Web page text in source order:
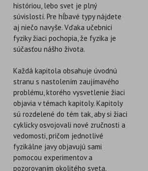
históriou, lebo svet je plný
súvislostí. Pre hĺbavé typy nájdete
aj niečo navyše. Vďaka učebnici
fyziky žiaci pochopia, že fyzika je
súčasťou nášho života.
Každá kapitola obsahuje úvodnú
stranu s nastolením zaujímavého
problému, ktorého vysvetlenie žiaci
objavia v témach kapitoly. Kapitoly
sú rozdelené do tém tak, aby si žiaci
cyklicky osvojovali nové zručnosti a
vedomosti, pričom jednotlivé
fyzikálne javy objavujú sami
pomocou experimentov a
pozorovaním okolitého sveta.